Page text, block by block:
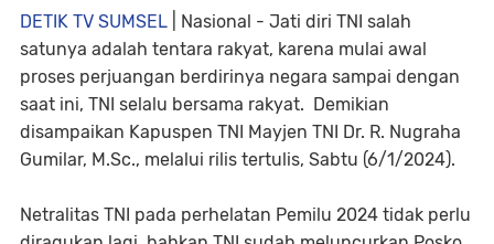
DETIK TV SUMSEL | Nasional - Jati diri TNI salah
satunya adalah tentara rakyat, karena mulai awal
proses perjuangan berdirinya negara sampai dengan
saat ini, TNI selalu bersama rakyat. Demikian
disampaikan Kapuspen TNI Mayjen TNI Dr. R. Nugraha
Gumilar, M.Sc., melalui rilis tertulis, Sabtu (6/1/2024).
Netralitas TNI pada perhelatan Pemilu 2024 tidak perlu